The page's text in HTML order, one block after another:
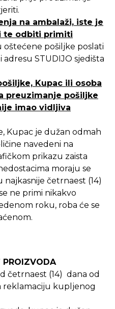
na ambalaži, iste je
te odbiti primiti
oštećene pošiljke poslati
adresu STUDIJO sjedišta
Kupac ili osoba
preuzimanje pošiljke
imao vidljiva
Kupac je dužan odmah
navedeni na
prikazu zaista
moraju se
četrnaest (14)
ne primi nikakvo
roku, roba će se
PROIZVODA
četrnaest (14) dana od
reklamaciju kupljenog